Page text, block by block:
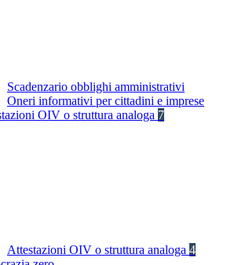
Scadenzario obblighi amministrativi
Oneri informativi per cittadini e imprese
OIV o struttura analoga 7
Attestazioni OIV o struttura analoga 4